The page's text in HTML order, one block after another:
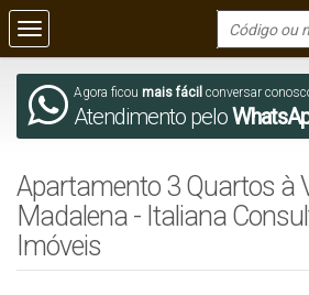
Agora ficou mais fácil conversar
Atendimento pelo
Apartamento 3 Quartos à
Madalena - Italiana
Imóveis